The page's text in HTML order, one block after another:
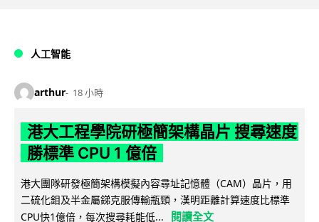
人工智能
arthur 18 小時
港大工程學院研極簡架構晶片 搜尋速度
勝標準 CPU 1 億倍
港大團隊研發極簡架構模擬內容尋址記憶體（CAM）晶片，用
二硫化鉬及半金屬銻克服傳輸瓶頸，漢明距離計算速度比標準
CPU快1億倍，每次搜尋耗能低...
閱讀全文